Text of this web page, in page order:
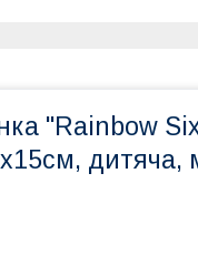
"Rainbow
дитяча,